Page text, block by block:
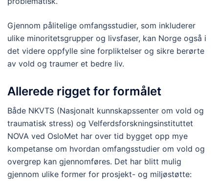
Gjennom pålitelige omfangsstudier, som inkluderer
ulike minoritetsgrupper og livsfaser, kan Norge også i
det videre oppfylle sine forpliktelser og sikre berørte
av vold og traumer et bedre liv.
Allerede rigget for formålet
Både NKVTS (Nasjonalt kunnskapssenter om vold og
traumatisk stress) og Velferdsforskningsinstituttet
NOVA ved OsloMet har over tid bygget opp mye
kompetanse om hvordan omfangsstudier om vold og
overgrep kan gjennomføres. Det har blitt mulig
gjennom ulike former for prosjekt- og miljøstøtte: